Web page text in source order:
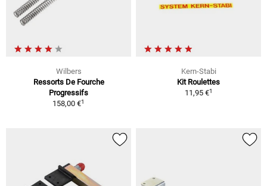
Wilbers
Ressorts De Fourche
Progressifs
158,00 €1
Kern-Stabi
Kit Roulettes
11,95 €1